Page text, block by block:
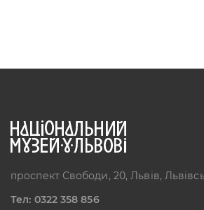
проспект Свободи, 20, Львів,
Тел: 0322 358 856